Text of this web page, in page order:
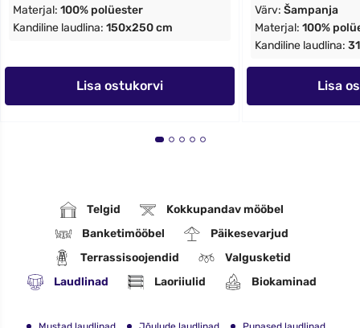
Materjal: 100% polüester
Kandiline laudlina: 150x250 cm
Lisa ostukorvi
Värv: Šampanja
Materjal: 100%
Kandiline laudlina:
Lisa
Telgid
Kokkupandav mööbel
Banketimööbel
Päikesevarjud
Terrassisoojendid
Valgusketid
Laudlinad
Laoriiulid Biokaminad